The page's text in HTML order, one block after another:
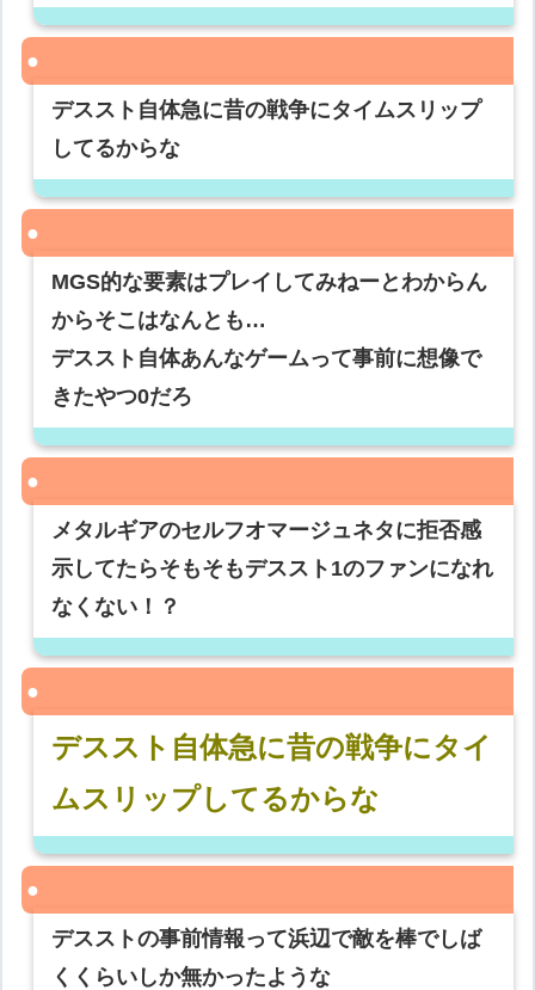
デススト自体急に昔の戦争にタイムスリップ
してるからな
MGS的な要素はプレイしてみねーとわからん
からそこはなんとも…
デススト自体あんなゲームって事前に想像で
きたやつ0だろ
メタルギアのセルフオマージュネタに拒否感
示してたらそもそもデススト1のファンになれ
なくない！？
デススト自体急に昔の戦争にタイ
ムスリップしてるからな
デスストの事前情報って浜辺で敵を棒でしば
くくらいしか無かったような